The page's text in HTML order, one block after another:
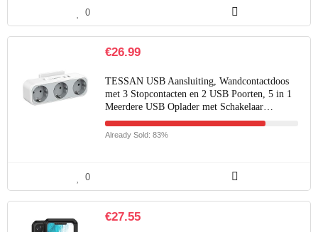
0
€26.99
TESSAN USB Aansluiting, Wandcontactdoos
met 3 Stopcontacten en 2 USB Poorten, 5 in 1
Meerdere USB Oplader met Schakelaar…
Already Sold: 83%
0
€27.55